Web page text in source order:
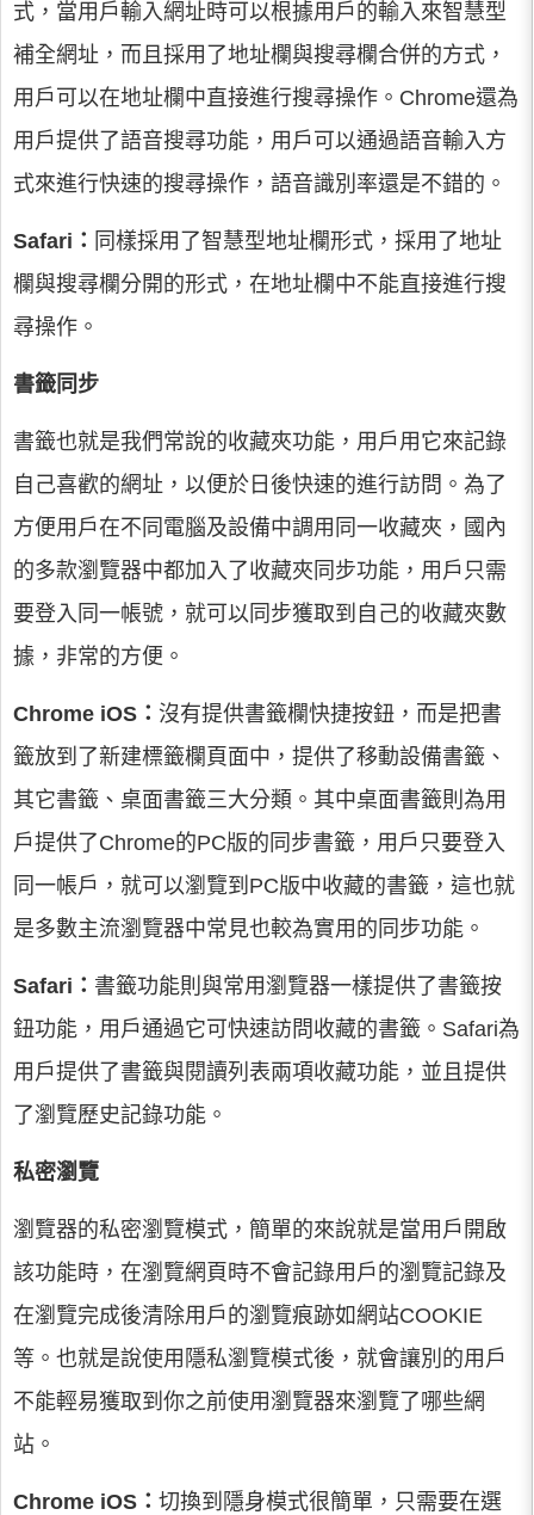
式，當用戶輸入網址時可以根據用戶的輸入來智慧型
補全網址，而且採用了地址欄與搜尋欄合併的方式，
用戶可以在地址欄中直接進行搜尋操作。Chrome還為
用戶提供了語音搜尋功能，用戶可以通過語音輸入方
式來進行快速的搜尋操作，語音識別率還是不錯的。
Safari： 同樣採用了智慧型地址欄形式，採用了地址
欄與搜尋欄分開的形式，在地址欄中不能直接進行搜
尋操作。
書籤同步
書籤也就是我們常說的收藏夾功能，用戶用它來記錄
自己喜歡的網址，以便於日後快速的進行訪問。為了
方便用戶在不同電腦及設備中調用同一收藏夾，國內
的多款瀏覽器中都加入了收藏夾同步功能，用戶只需
要登入同一帳號，就可以同步獲取到自己的收藏夾數
據，非常的方便。
Chrome iOS： 沒有提供書籤欄快捷按鈕，而是把書
籤放到了新建標籤欄頁面中，提供了移動設備書籤、
其它書籤、桌面書籤三大分類。其中桌面書籤則為用
戶提供了Chrome的PC版的同步書籤，用戶只要登入
同一帳戶，就可以瀏覽到PC版中收藏的書籤，這也就
是多數主流瀏覽器中常見也較為實用的同步功能。
Safari： 書籤功能則與常用瀏覽器一樣提供了書籤按
鈕功能，用戶通過它可快速訪問收藏的書籤。Safari為
用戶提供了書籤與閱讀列表兩項收藏功能，並且提供
了瀏覽歷史記錄功能。
私密瀏覽
瀏覽器的私密瀏覽模式，簡單的來說就是當用戶開啟
該功能時，在瀏覽網頁時不會記錄用戶的瀏覽記錄及
在瀏覽完成後清除用戶的瀏覽痕跡如網站COOKIE
等。也就是說使用隱私瀏覽模式後，就會讓別的用戶
不能輕易獲取到你之前使用瀏覽器來瀏覽了哪些網
站。
Chrome iOS： 切換到隱身模式很簡單，只需要在選